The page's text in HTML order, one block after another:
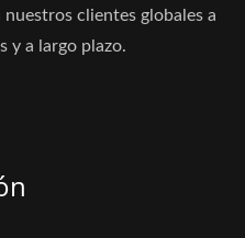
clientes globales a
y a largo plazo.